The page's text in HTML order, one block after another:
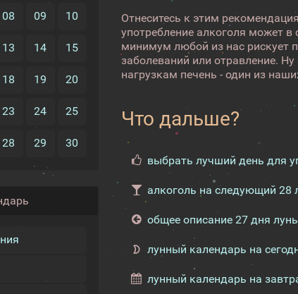
08 09 10
13 14 15
18 19 20
23 24 25
28 29 30
Отнеситесь к этим
употребление алкоголя может
минимум любой из нас рискует
заболеваний или отравление.
нагрузкам печень - один из
Что дальше?
выбрать лучший день для
алкоголь на следующий 28
общее описание 27 дня
лунный календарь на
лунный календарь на